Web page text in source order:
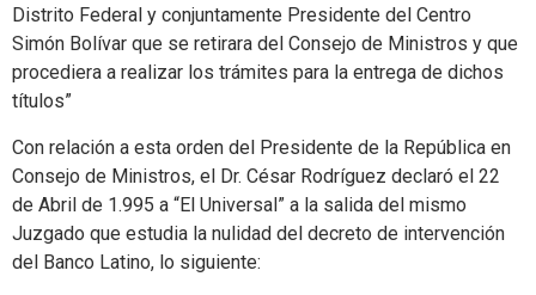
Distrito Federal y conjuntamente Presidente del Centro
Simón Bolívar que se retirara del Consejo de Ministros y que
procediera a realizar los trámites para la entrega de dichos
títulos”
Con relación a esta orden del Presidente de la República en
Consejo de Ministros, el Dr. César Rodríguez declaró el 22
de Abril de 1.995 a “El Universal” a la salida del mismo
Juzgado que estudia la nulidad del decreto de intervención
del Banco Latino, lo siguiente: